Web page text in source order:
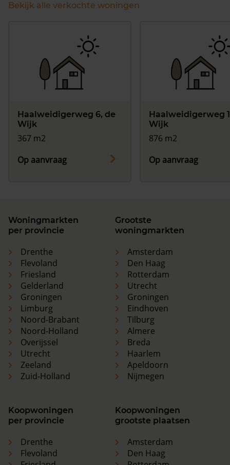
Bekijk alle verkochte woningen
Haalweidigerweg 6, de
Wijk
367 m2
Op aanvraag
Haalweidigerweg
Wijk
876 m2
Op aanvraag
Woningmarkten
per provincie
Drenthe
Flevoland
Friesland
Gelderland
Groningen
Limburg
Noord-Brabant
Noord-Holland
Overijssel
Utrecht
Zeeland
Zuid-Holland
Grootste
woningmarkten
Amsterdam
Den Haag
Rotterdam
Utrecht
Groningen
Eindhoven
Tilburg
Almere
Breda
Haarlem
Apeldoorn
Nijmegen
Koopwoningen
per provincie
Drenthe
Flevoland
Koopwoningen
grootste plaatsen
Amsterdam
Den Haag